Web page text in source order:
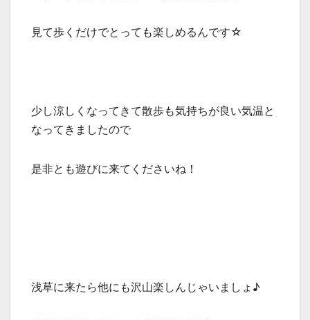
見て歩くだけでとっても楽しめるんです☆
少し涼しくなってきて散歩も気持ちが良い気温と
なってきましたので
是非とも遊びに来てくださいね！
浅草に来たら他にも沢山楽しんじゃいましょ♪